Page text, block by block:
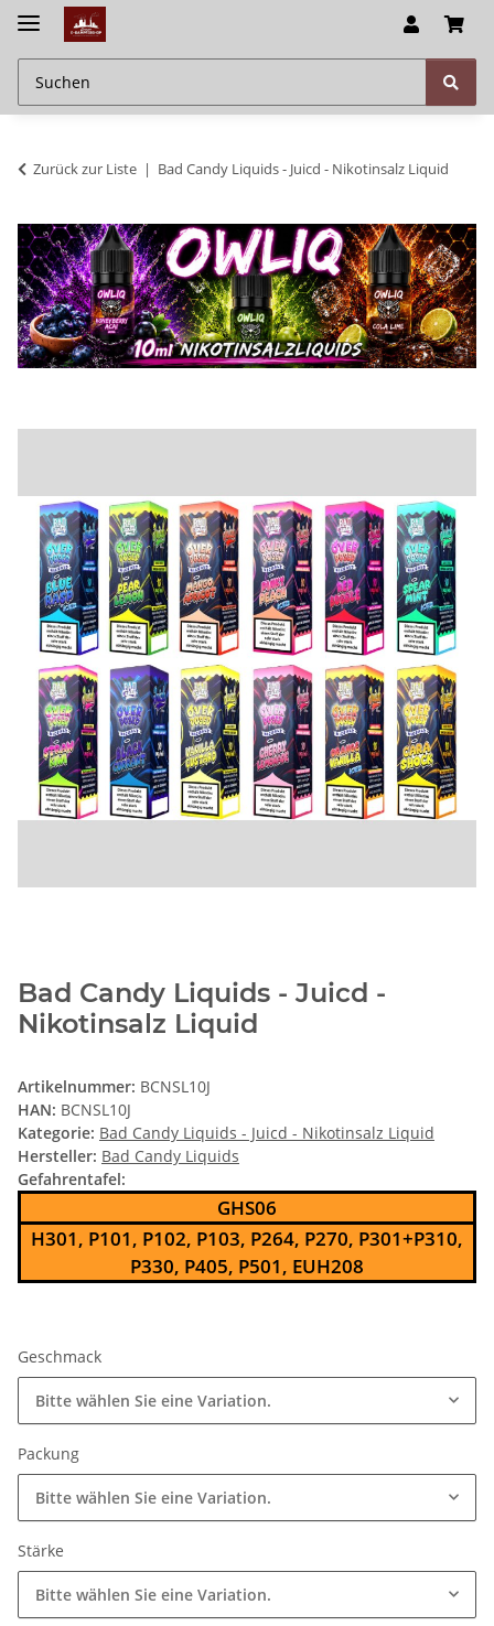
Zurück zur Liste Bad Candy Liquids - Juicd - Nikotinsalz Liquid
Bad Candy Liquids - Juicd -
Nikotinsalz Liquid
Artikelnummer: BCNSL10J
HAN: BCNSL10J
Kategorie: Bad Candy Liquids - Juicd - Nikotinsalz Liquid
Hersteller: Bad Candy Liquids
Gefahrentafel:
GHS06
H301, P101, P102, P103, P264, P270, P301+P310,
P330, P405, P501, EUH208
Geschmack
Bitte wählen Sie eine Variation.
Packung
Bitte wählen Sie eine Variation.
Stärke
Bitte wählen Sie eine Variation.